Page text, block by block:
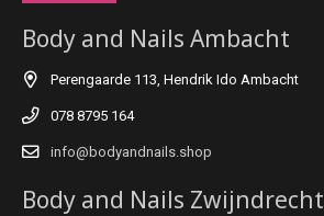
Body and Nails Ambacht
Perengaarde 113, Hendrik Ido Ambacht
078 8795 164
info@bodyandnails.shop
Body and Nails Zwijndrecht